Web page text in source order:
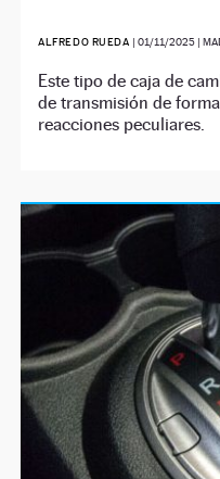
ALFREDO RUEDA | 01/11/2025|
Este tipo de caja de
de transmisión de
reacciones peculiares.